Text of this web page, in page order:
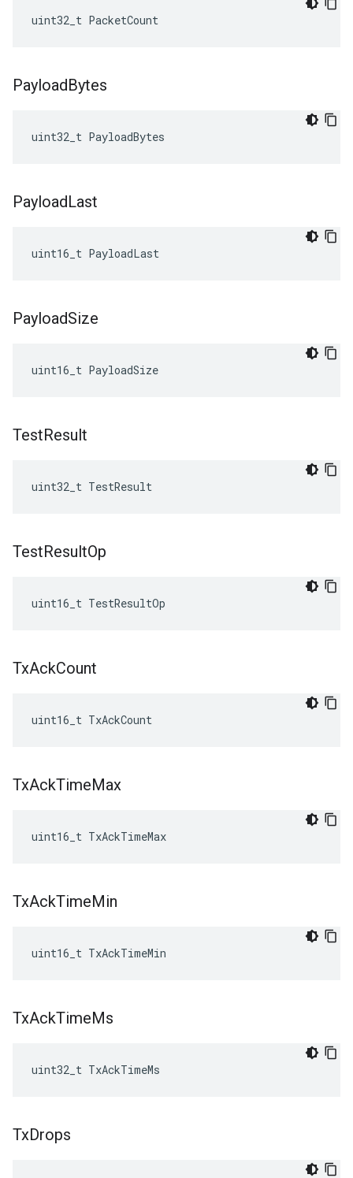
uint32_t PacketCount
PayloadBytes
uint32_t PayloadBytes
PayloadLast
uint16_t PayloadLast
PayloadSize
uint16_t PayloadSize
TestResult
uint32_t TestResult
TestResultOp
uint16_t TestResultOp
TxAckCount
uint16_t TxAckCount
TxAckTimeMax
uint16_t TxAckTimeMax
TxAckTimeMin
uint16_t TxAckTimeMin
TxAckTimeMs
uint32_t TxAckTimeMs
TxDrops